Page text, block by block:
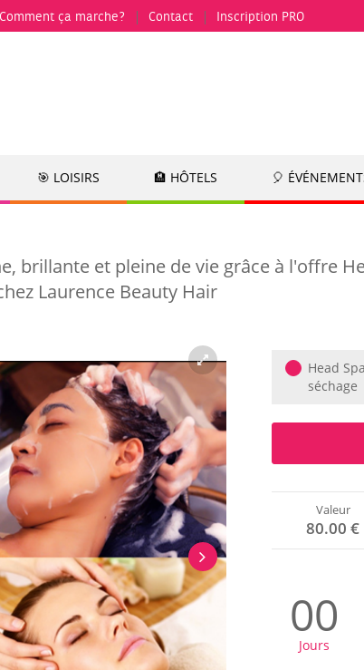
Comment ça marche? Contact Inscription PRO
🎯 LOISIRS 🏨 HÔTELS 🎈
brillante et pleine de vie grâce à l'offre
Laurence Beauty Hair
Head
séchage
Valeur
80.00 €
00
Jours